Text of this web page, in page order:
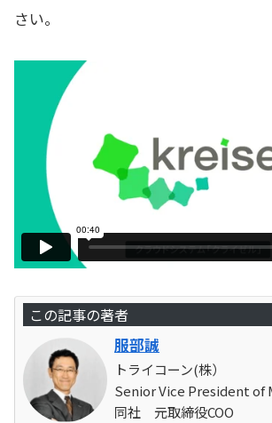
さい。
この記事の著者
服部誠
トライコーン(株）
Senior Vice President of
同社 元取締役COO